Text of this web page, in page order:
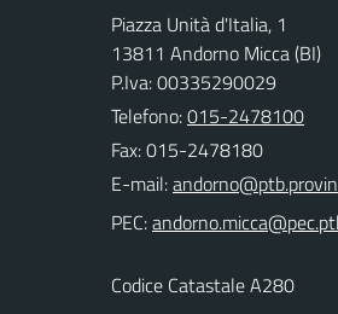
Piazza Unità d'Italia, 1
13811 Andorno Micca (BI)
P.Iva: 00335290029
Telefono:015-2478100
Fax: 015-2478180
E-mail:
PEC:
Codice Catastale A280